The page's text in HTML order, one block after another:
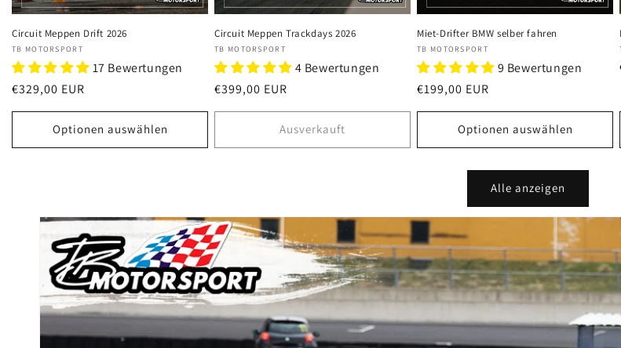
Circuit Meppen Drift 2026
Anbieter:
TB MOTORSPORT
17 Bewertungen
Normaler
€329,00 EUR
Optionen auswählen
Circuit Meppen Trackdays 2026
Anbieter:
TB MOTORSPORT
4 Bewertungen
Normaler
€399,00 EUR
Ausverkauft
Miet-Drifter BMW selber fahren
Anbieter:
TB MOTORSPORT
9 Bewertungen
Normaler
€199,00 EUR
Optionen auswählen
Alle anzeigen